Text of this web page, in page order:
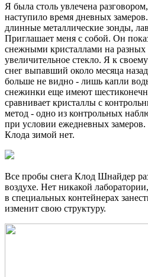
Я была столь увлечена
наступило время дневных
длинные металлические зонды,
Приглашает меня с собой. Он
снежными кристаллами на разных
увеличительное стекло. Я к
снег выпавший около месяца
больше не видно - лишь капли
снежинки еще имеют
сравнивает кристаллы с
метод - одно из контрольных
при условии ежедневных
Клода зимой нет.
Все пробы снега Клод Шнайдер
воздухе. Нет никакой
в специальных контейнерах
изменит свою структуру.